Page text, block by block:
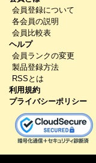
会員登録について
各会員の説明
会員比較表
ヘルプ
会員ランクの変更
製品登録方法
RSSとは
利用規約
プライバシーポリシー